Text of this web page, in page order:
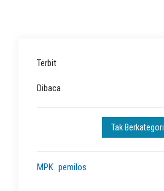
Terbit
Dibaca
Tak Berkategori
MPK pemilos